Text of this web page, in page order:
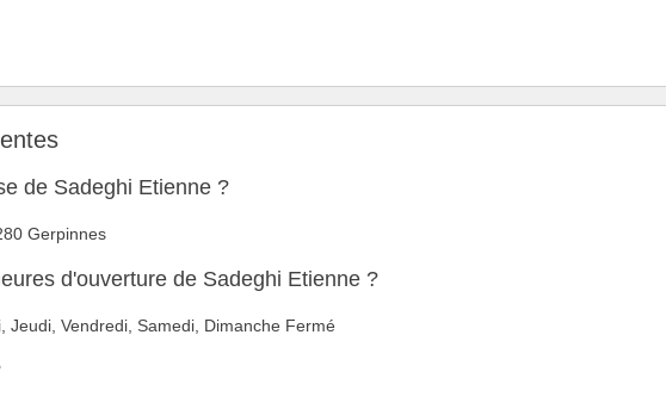
de Sadeghi Etienne ?
Gerpinnes
d'ouverture de Sadeghi Etienne ?
Jeudi, Vendredi, Samedi, Dimanche Fermé